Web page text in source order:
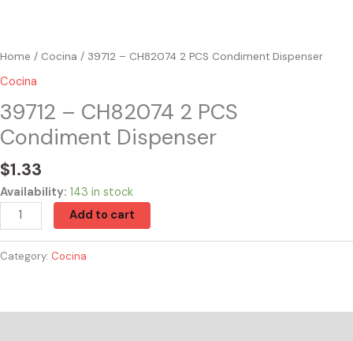
Home / Cocina / 39712 – CH82074 2 PCS Condiment Dispenser
Cocina
39712 – CH82074 2 PCS
Condiment Dispenser
$1.33
Availability: 143 in stock
Add to cart
Category: Cocina